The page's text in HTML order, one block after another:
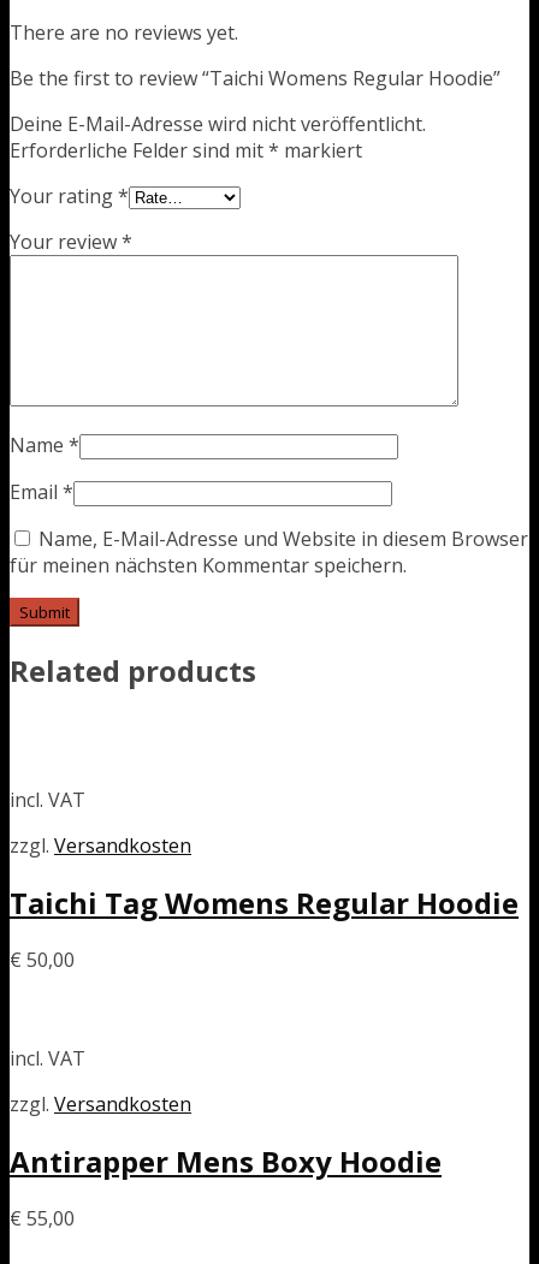
There are no reviews yet.
Be the first to review “Taichi Womens Regular Hoodie”
Deine E-Mail-Adresse wird nicht veröffentlicht.
Erforderliche Felder sind mit* markiert
Your rating*
Your review*
Name *
Email *
Name, E-Mail-Adresse und Website in diesem Browser
für meinen nächsten Kommentar speichern.
Related products
incl. VAT
zzgl. Versandkosten
Taichi Tag Womens Regular Hoodie
€ 50,00
incl. VAT
zzgl. Versandkosten
Antirapper Mens Boxy Hoodie
€ 55,00